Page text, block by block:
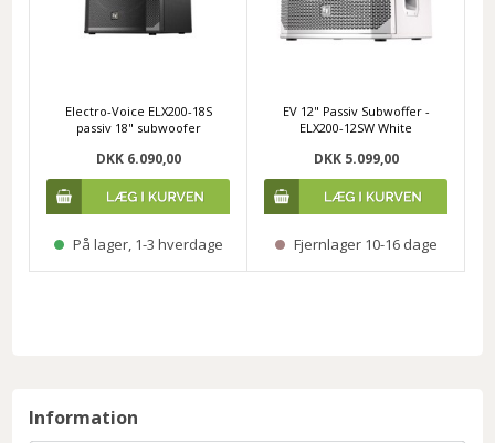
Electro-Voice ELX200-18S
passiv 18" subwoofer
DKK 6.090,00
På lager, 1-3 hverdage
EV 12" Passiv Subwoffer -
ELX200-12SW White
DKK 5.099,00
Fjernlager 10-16 dage
Information